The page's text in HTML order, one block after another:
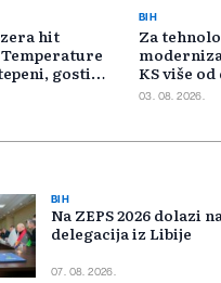
hit
gosti
regije
BIH
Za
KS više
odbijeno
03. 08. 2026.
BIH
Na ZEPS 2026 dolazi
delegacija iz Libije
07. 08. 2026.